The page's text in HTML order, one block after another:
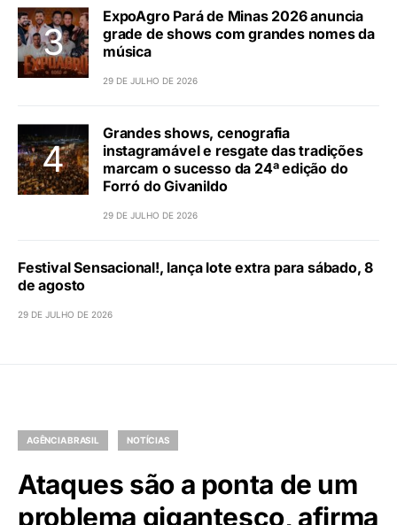
ExpoAgro Pará de Minas 2026 anuncia
grade de shows com grandes nomes da
música
29 DE JULHO DE 2026
Grandes shows, cenografia
instagramável e resgate das tradições
marcam o sucesso da 24ª edição do
Forró do Givanildo
29 DE JULHO DE 2026
Festival Sensacional!, lança lote extra para sábado, 8
de agosto
29 DE JULHO DE 2026
AGÊNCIA BRASIL NOTÍCIAS
Ataques são a ponta de um
problema gigantesco, afirma